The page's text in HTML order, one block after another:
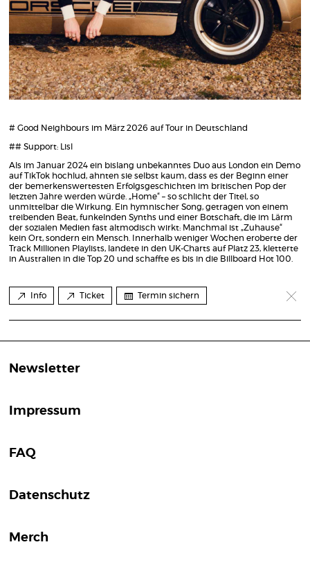
# Good Neighbours im März 2026 auf Tour in Deutschland
## Support: Lisl
Als im Januar 2024 ein bislang unbekanntes Duo aus London ein Demo
auf TikTok hochlud, ahnten sie selbst kaum, dass es der Beginn einer
der bemerkenswertesten Erfolgsgeschichten im britischen Pop der
letzten Jahre werden würde. „Home“ – so schlicht der Titel, so
unmittelbar die Wirkung. Ein hymnischer Song, getragen von einem
treibenden Beat, funkelnden Synths und einer Botschaft, die im Lärm
der sozialen Medien fast altmodisch wirkt: Manchmal ist „Zuhause“
kein Ort, sondern ein Mensch. Innerhalb weniger Wochen eroberte der
Track Millionen Playlists, landete in den UK-Charts auf Platz 23, kletterte
in Australien in die Top 20 und schaffte es bis in die Billboard Hot 100.
Info Ticket Termin sichern
Newsletter
Impressum
FAQ
Datenschutz
Merch